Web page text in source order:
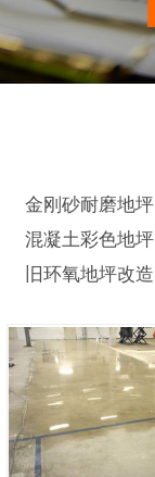
金刚砂耐磨地坪
混凝土彩色地坪
旧环氧地坪改造